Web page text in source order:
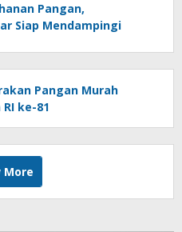
Pangan,
Siap Mendampingi
Pangan Murah
ke-81
More